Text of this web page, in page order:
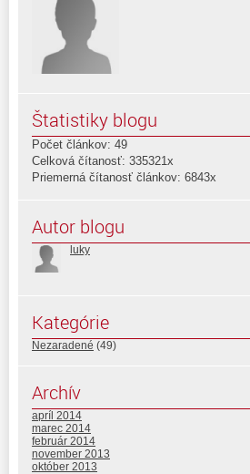
Štatistiky blogu
Počet článkov: 49
Celková čítanosť: 335321x
Priemerná čítanosť článkov: 6843x
Autor blogu
luky
Kategórie
Nezaradené (49)
Archív
apríl 2014
marec 2014
február 2014
november 2013
október 2013